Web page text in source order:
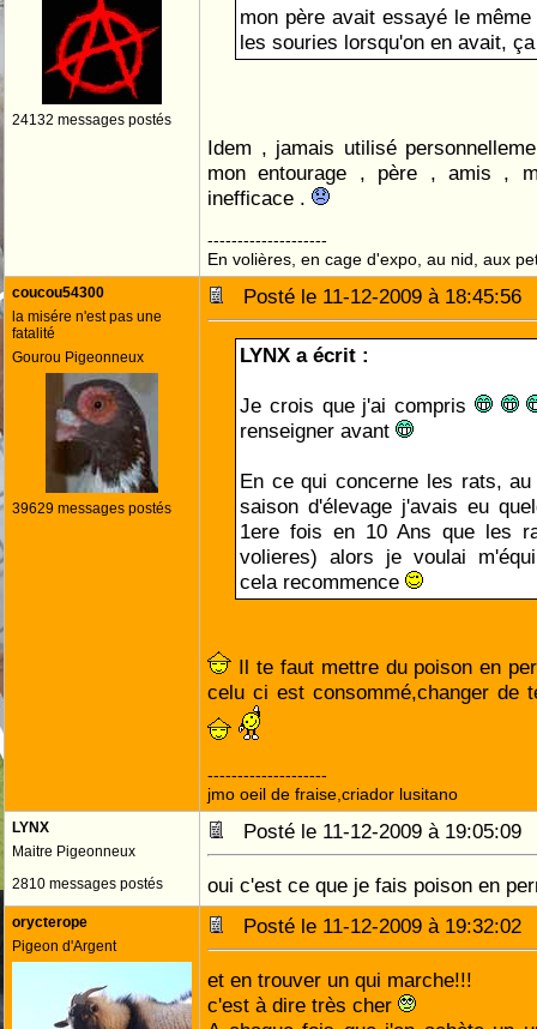
24132 messages postés
mon père avait essayé le
les souries lorsqu'on en avait,
Idem , jamais utilisé
mon entourage , père , amis ,
inefficace .
--------------------
En volières, en cage d'expo, au nid, aux
coucou54300
la misére n'est pas une
fatalité
Gourou Pigeonneux
39629 messages postés
Posté le 11-12-2009 à
LYNX a écrit :
Je crois que j'ai compris
renseigner avant
En ce qui concerne les rats,
saison d'élevage j'avais eu
1ere fois en 10 Ans que les
volieres) alors je voulai
cela recommence
Il te faut mettre du poison en
celu ci est consommé,changer de
--------------------
jmo oeil de fraise,criador lusitano
LYNX
Maitre Pigeonneux
2810 messages postés
Posté le 11-12-2009 à
oui c'est ce que je fais poison en
orycterope
Pigeon d'Argent
Posté le 11-12-2009 à
et en trouver un qui marche!!!
c'est à dire très cher